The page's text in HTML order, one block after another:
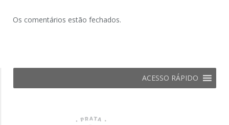
Os comentários estão fechados.
ACESSO RÁPIDO